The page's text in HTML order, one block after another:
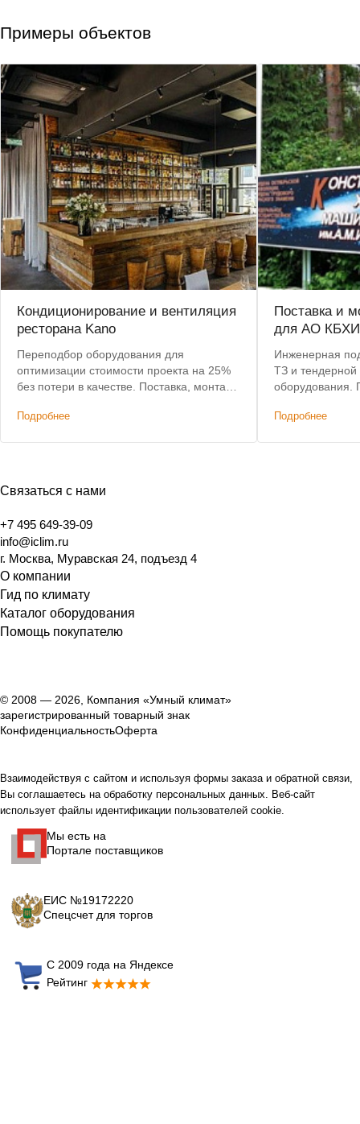
Примеры объектов
Кондиционирование и вентиляция
ресторана Kano
Переподбор оборудования для
оптимизации стоимости проекта на 25%
без потери в качестве. Поставка, монтаж,
Подробнее
Поставка и
для АО
Инженерная
ТЗ и тендерной
оборудования. Поставка в г. Королев и
Подробнее
Связаться с нами
+7 495 649-39-09
info@iclim.ru
г. Москва, Муравская 24, подъезд 4
О компании
Гид по климату
Каталог оборудования
Помощь покупателю
© 2008 — 2026, Компания «Умный климат»
зарегистрированный товарный знак
КонфиденциальностьОферта
Взаимодействуя с сайтом и используя формы заказа и обратной связи,
Вы соглашаетесь на обработку персональных данных. Веб-сайт
использует файлы идентификации пользователей cookie.
Мы есть на
Портале поставщиков
ЕИС №19172220
Спецсчет для торгов
С 2009 года на Яндексе
Рейтинг